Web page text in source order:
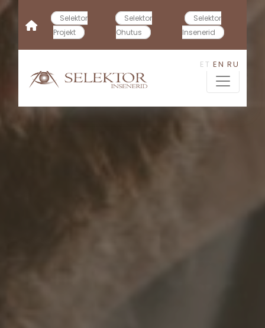
Selektor
Projekt
Selektor
Ohutus
Selektor
Insenerid
ET EN RU